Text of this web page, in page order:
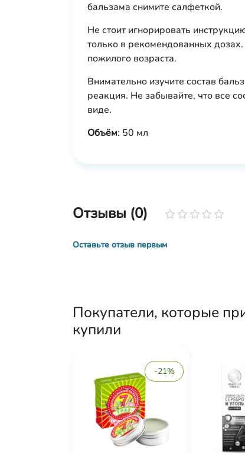
бальзама снимите салфеткой.
Не стоит игнорировать
только в рекомендованных
пожилого возраста.
Внимательно изучите состав
реакция. Не забывайте, что все
виде.
Объём: 50 мл
Отзывы (0)
Оставьте отзыв первым
Покупатели, которые
купили
-21%